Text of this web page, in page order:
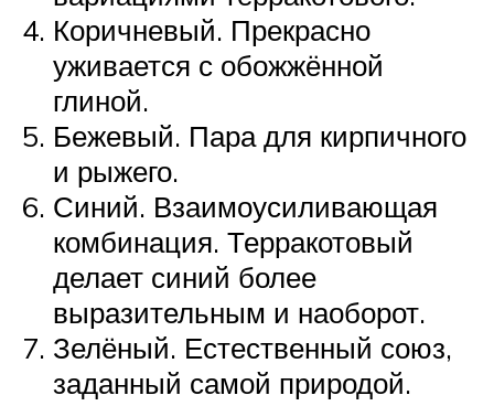
Коричневый. Прекрасно
уживается с обожжённой
глиной.
Бежевый. Пара для кирпичного
и рыжего.
Синий. Взаимоусиливающая
комбинация. Терракотовый
делает синий более
выразительным и наоборот.
Зелёный. Естественный союз,
заданный самой природой.